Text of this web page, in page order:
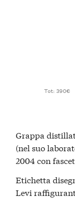
Tot: 390€
Grappa
(nel suo
2004 con
Etichetta
Levi